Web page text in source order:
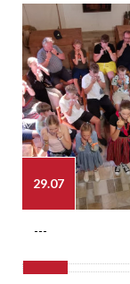
29.07
---